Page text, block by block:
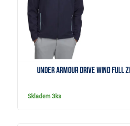
Under Armour Drive Wind Full
Skladem3ks